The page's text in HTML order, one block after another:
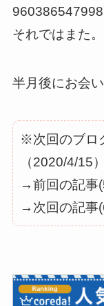
それではまた。
半月後にお会
※次回のブロ
（2020/4/15
→前回の記事
→次回の記事